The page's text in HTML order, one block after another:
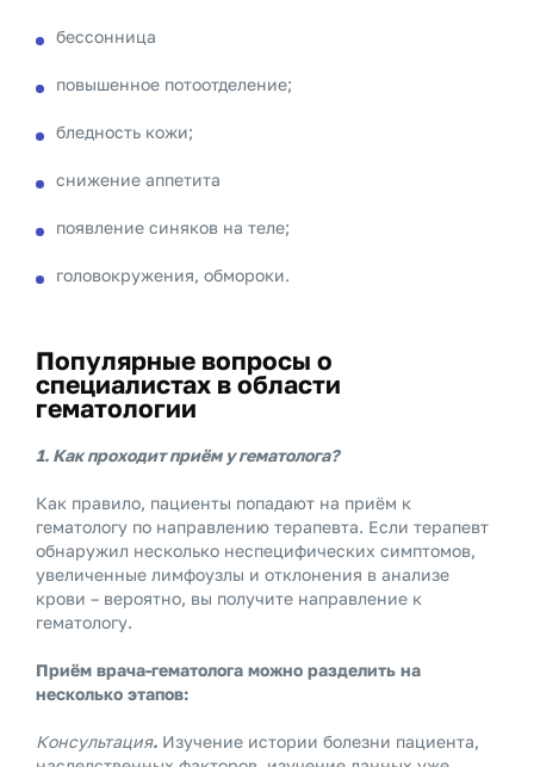
бессонница
повышенное потоотделение;
бледность кожи;
снижение аппетита
появление синяков на теле;
головокружения, обмороки.
Популярные вопросы о
специалистах в области
гематологии
1. Как проходит приём у гематолога?
Как правило, пациенты попадают на приём к
гематологу по направлению терапевта. Если терапевт
обнаружил несколько неспецифических симптомов,
увеличенные лимфоузлы и отклонения в анализе
крови – вероятно, вы получите направление к
гематологу.
Приём врача-гематолога можно разделить на
несколько этапов:
Консультация. Изучение истории болезни пациента,